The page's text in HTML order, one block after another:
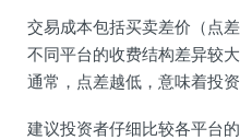
交易成本包括买卖差价（点
不同平台的收费结构差异较
通常，点差越低，意味着投资
建议投资者仔细比较各平台